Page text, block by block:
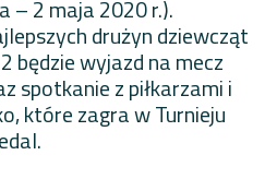
– 2 maja 2020 r.).
drużyn dziewcząt
będzie wyjazd na mecz
spotkanie z piłkarzami i
które zagra w Turnieju